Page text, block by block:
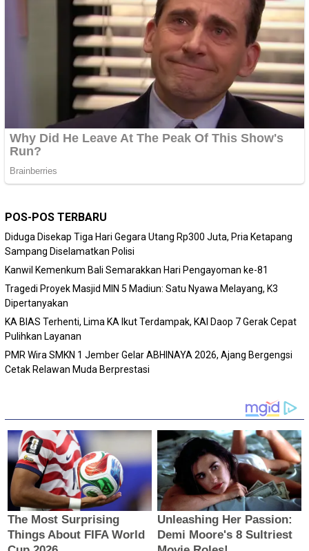
POS-POS TERBARU
Diduga Disekap Tiga Hari Gegara Utang Rp300 Juta, Pria Ketapang
Sampang Diselamatkan Polisi
Kanwil Kemenkum Bali Semarakkan Hari Pengayoman ke-81
Tragedi Proyek Masjid MIN 5 Madiun: Satu Nyawa Melayang, K3
Dipertanyakan
KA BIAS Terhenti, Lima KA Ikut Terdampak, KAI Daop 7 Gerak Cepat
Pulihkan Layanan
PMR Wira SMKN 1 Jember Gelar ABHINAYA 2026, Ajang Bergengsi
Cetak Relawan Muda Berprestasi